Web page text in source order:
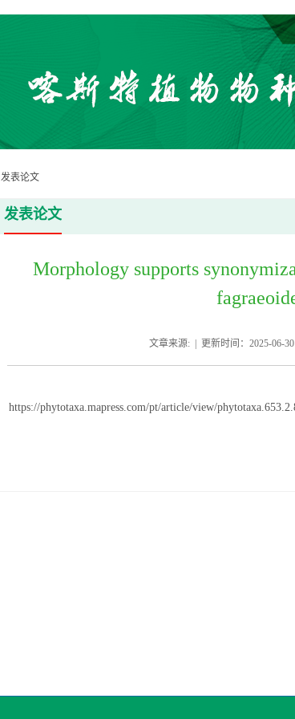
发表论文
发表论文
Morphology supports
文章来源: | 更新时间：2025-06-
https://phytotaxa.mapress.com/pt/article/view/